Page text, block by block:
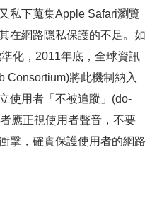
私下蒐集Apple Safari瀏覽
在網路隱私保護的不足。如
化， 2011年底，全球資訊
Consortium)將此機制納入
使用者「 不被追蹤」 (do-
者應正視使用者聲音，不要
擊，確實保護使用者的網路